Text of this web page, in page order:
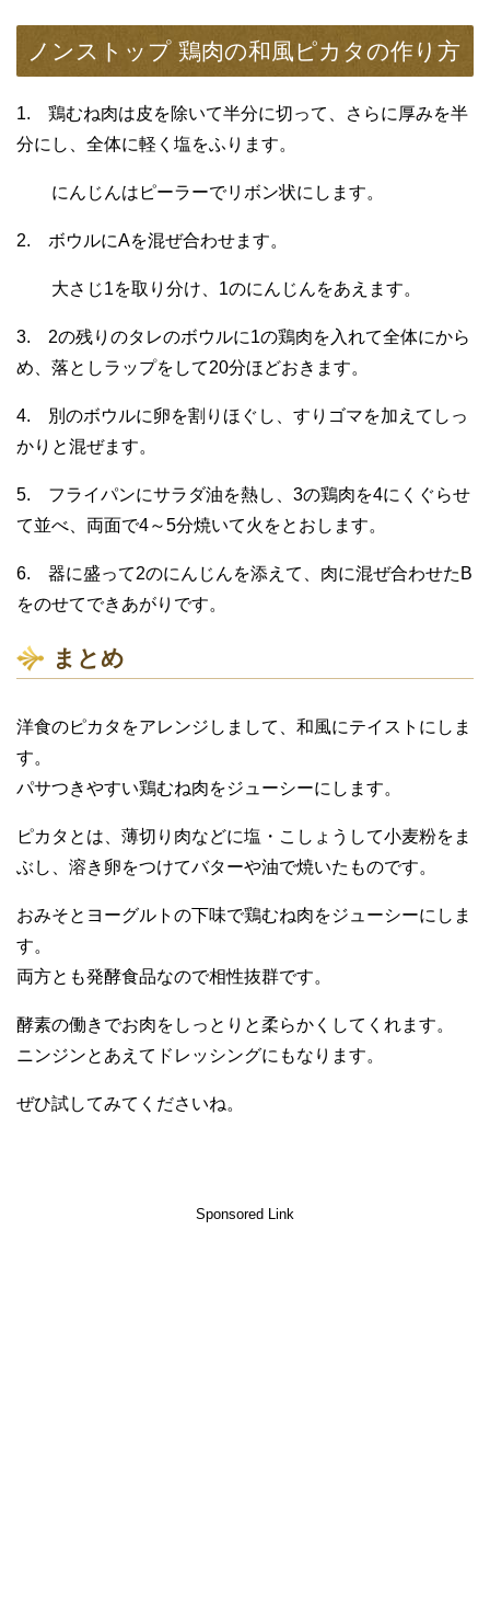
ノンストップ 鶏肉の和風ピカタの作り方
1. 鶏むね肉は皮を除いて半分に切って、さらに厚みを半
分にし、全体に軽く塩をふります。
にんじんはピーラーでリボン状にします。
2. ボウルにAを混ぜ合わせます。
大さじ1を取り分け、1のにんじんをあえます。
3. 2の残りのタレのボウルに1の鶏肉を入れて全体にから
め、落としラップをして20分ほどおきます。
4. 別のボウルに卵を割りほぐし、すりゴマを加えてしっ
かりと混ぜます。
5. フライパンにサラダ油を熱し、3の鶏肉を4にくぐらせ
て並べ、両面で4～5分焼いて火をとおします。
6. 器に盛って2のにんじんを添えて、肉に混ぜ合わせたB
をのせてできあがりです。
まとめ
洋食のピカタをアレンジしまして、和風にテイストにしま
す。
パサつきやすい鶏むね肉をジューシーにします。
ピカタとは、薄切り肉などに塩・こしょうして小麦粉をま
ぶし、溶き卵をつけてバターや油で焼いたものです。
おみそとヨーグルトの下味で鶏むね肉をジューシーにしま
す。
両方とも発酵食品なので相性抜群です。
酵素の働きでお肉をしっとりと柔らかくしてくれます。
ニンジンとあえてドレッシングにもなります。
ぜひ試してみてくださいね。
Sponsored Link